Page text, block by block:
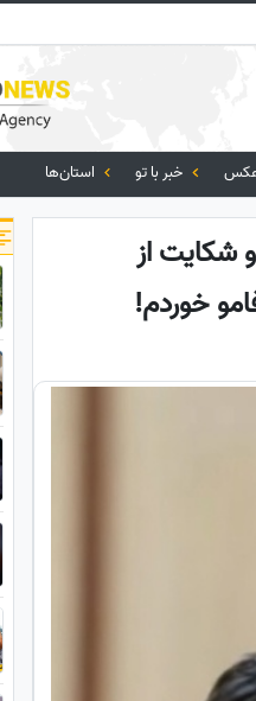
خبر با تو استان‌ها
شکایت از
خوردم!